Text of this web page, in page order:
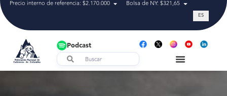
Precio interno de referencia: $2.170.000 Bolsa de NY: $321,65 Tasa de
ES
Podcast